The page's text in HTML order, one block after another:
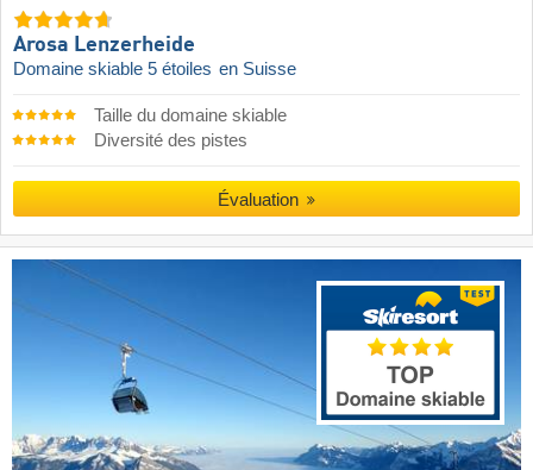
Arosa Lenzerheide
Domaine skiable 5 étoiles en Suisse
Taille du domaine skiable
Diversité des pistes
Évaluation